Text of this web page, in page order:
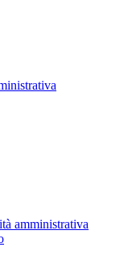
amministrativa